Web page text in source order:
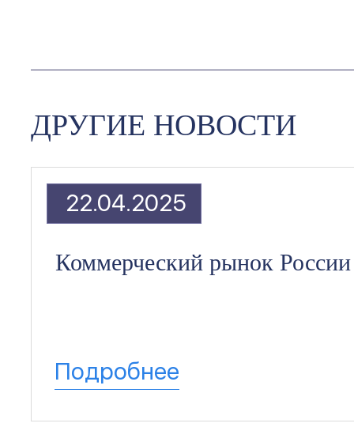
ДРУГИЕ НОВОСТИ
Коммерческий рынок
Подробнее
22.04.2025